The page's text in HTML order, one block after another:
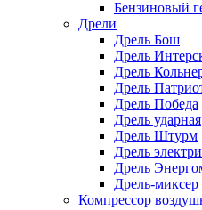
Бензиновый
Дрели
Дрель Бош
Дрель
Дрель
Дрель
Дрель Победа
Дрель ударная
Дрель Штурм
Дрель
Дрель
Дрель-миксер
Компрессор